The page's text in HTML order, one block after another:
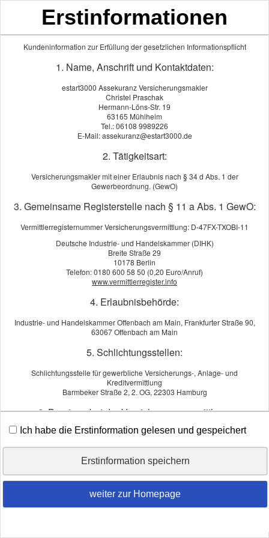
Bildnachweis
Die Nutzung der Bilder ist ausschließlich im Rahmen der Swiss
Life-Kampagne erlaubt. Bild-Quelle: Getty-Images
Erstinformationen
Kundeninformation zur Erfüllung der gesetzlichen Informationspflicht
1. Name, Anschrift und Kontaktdaten:
estart3000 Assekuranz Versicherungsmakler
Christel Praschak
Hermann-Löns-Str. 19
63165 Mühlheim
Tel.: 06108 9989226
E-Mail: assekuranz@estart3000.de
2. Tätigkeitsart:
Versicherungsmakler mit einer Erlaubnis nach § 34 d Abs. 1 der
Gewerbeordnung. (GewO)
3. Gemeinsame Registerstelle nach § 11 a Abs. 1 GewO:
Vermittlerregisternummer Versicherungsvermittlung: D-47FX-TXOBI-11
Deutsche Industrie- und Handelskammer (DIHK)
Breite Straße 29
10178 Berlin
Telefon: 0180 600 58 50 (0,20 Euro/Anruf)
www.vermittlerregister.info
4. Erlaubnisbehörde:
Industrie- und Handelskammer Offenbach am Main, Frankfurter Straße 90,
63067 Offenbach am Main
5. Schlichtungsstellen:
Schlichtungsstelle für gewerbliche Versicherungs-, Anlage- und
Kreditvermittlung
Barmbeker Straße 2, 2. OG, 22303 Hamburg
6. Beratung bei der Versicherungsvermittlung:
Im Zuge der Vermittlung bietet Christel Praschak eine Beratung gemäß den
7. Informationen über Art und Quelle der Vergütung als
Versicherungsmakler:
Die Vergütung der Tätigkeit erfolgt als:
Ich habe die Erstinformation gelesen und gespeichert
Erstinformation speichern
weiter zur Homepage